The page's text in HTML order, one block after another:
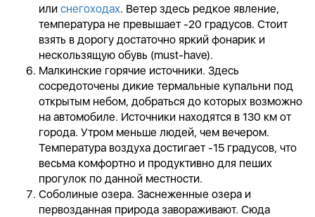
или снегоходах. Ветер здесь редкое явление,
температура не превышает -20 градусов. Стоит
взять в дорогу достаточно яркий фонарик и
нескользящую обувь (must-have).
Малкинские горячие источники. Здесь
сосредоточены дикие термальные купальни под
открытым небом, добраться до которых возможно
на автомобиле. Источники находятся в 130 км от
города. Утром меньше людей, чем вечером.
Температура воздуха достигает -15 градусов, что
весьма комфортно и продуктивно для пеших
прогулок по данной местности.
Соболиные озера. Заснеженные озера и
первозданная природа завораживают. Сюда